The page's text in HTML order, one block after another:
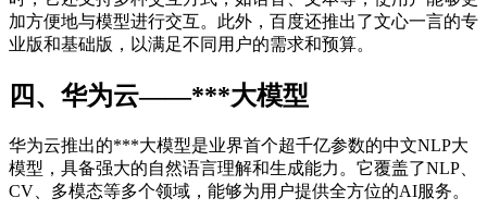
加方便地与模型进行交互。此外，百度还推出了文心一言的专
业版和基础版，以满足不同用户的需求和预算。
四、华为云——***大模型
华为云推出的***大模型是业界首个超千亿参数的中文NLP大
模型，具备强大的自然语言理解和生成能力。它覆盖了NLP、
CV、多模态等多个领域，能够为用户提供全方位的AI服务。